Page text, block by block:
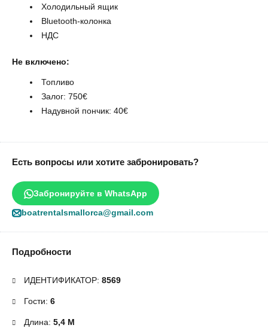
Холодильный ящик
Bluetooth-колонка
НДС
Не включено:
Топливо
Залог: 750€
Надувной пончик: 40€
Есть вопросы или хотите забронировать?
Забронируйте в WhatsApp
boatrentalsmallorca@gmail.com
Подробности
ИДЕНТИФИКАТОР: 8569
Гости: 6
Длина: 5,4 М